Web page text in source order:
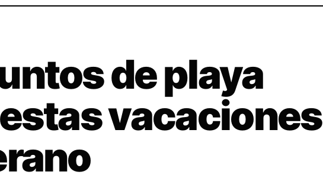
de playa
vacaciones